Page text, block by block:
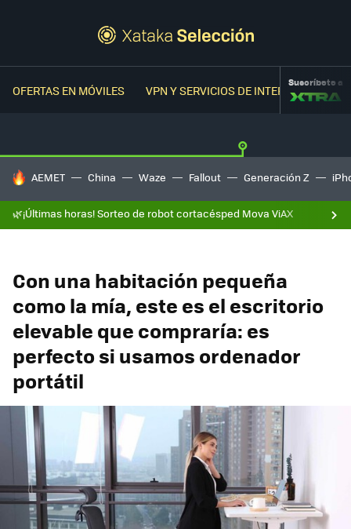
OFERTAS EN MÓVILES VPN Y SERVICIOS DE INTERNETSuscríbete a
HOY SE HABLA DE
AEMET China Waze Fallout Generación Z
🌿¡Últimas horas! Sorteo de robot cortacésped Mova ViAX
Con una habitación pequeña
como la mía, este es el escritorio
elevable que compraría: es
perfecto si usamos ordenador
portátil